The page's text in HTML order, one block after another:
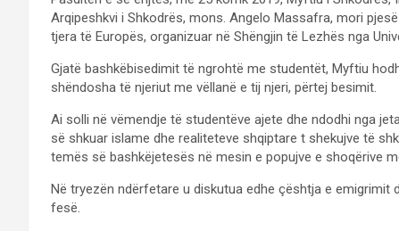
Arqipeshkvi i Shkodrës, mons. Angelo Massafra, mori
tjera të Europës, organizuar në Shëngjin të Lezhës nga
Gjatë bashkëbisedimit të ngrohtë me studentët, Myftiu
shëndosha të njeriut me vëllanë e tij njeri, përtej besimit.
Ai solli në vëmendje të studentëve ajete dhe ndodhi nga
së shkuar islame dhe realiteteve shqiptare t shekujve të
temës së bashkëjetesës në mesin e popujve e shoqërive
Në tryezën ndërfetare u diskutua edhe çështja e
fesë.